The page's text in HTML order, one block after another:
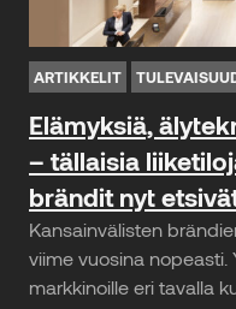
ARTIKKELIT
Elämyksiä,
– tällaisia
brändit nyt
Kansainvälisten
viime vuosina nopeasti.
markkinoille eri tavalla